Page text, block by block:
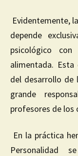
Evidentemente,
depende
psicológico
alimentada.
del desarrollo de
grande
profesores de los
En la práctica
Personalidad